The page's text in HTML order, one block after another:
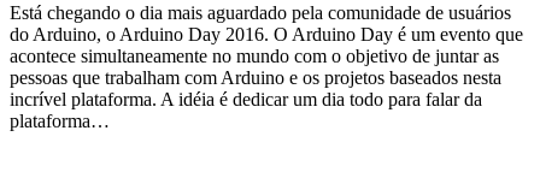
Está chegando o dia mais aguardado pela comunidade de usuários
do Arduino, o Arduino Day 2016. O Arduino Day é um evento que
acontece simultaneamente no mundo com o objetivo de juntar as
pessoas que trabalham com Arduino e os projetos baseados nesta
incrível plataforma. A idéia é dedicar um dia todo para falar da
plataforma…